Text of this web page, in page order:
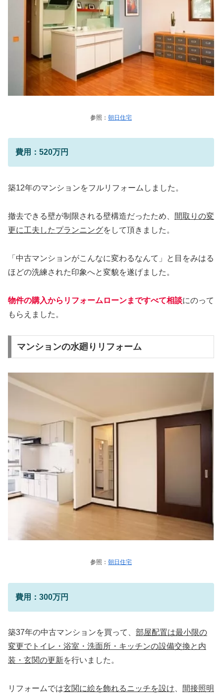
参照： 朝日住宅
費用：520万円
築12年のマンションをフルリフォームしました。
撤去できる壁が制限される壁構造だったため、
間取りの変
更に工夫したプランニングをして頂きました。
「中古マンションがこんなに変わるなんて」と目をみはる
ほどの洗練された印象へと変貌を遂げました。
物件の購入からリフォームローンまですべて相談にのって
もらえました。
マンションの水廻りリフォーム
参照： 朝日住宅
費用：300万円
築37年の中古マンションを買って、 部屋配置は最小限の
変更でトイレ・浴室・洗面所・キッチンの設備交換と内
装・玄関の更新を行いました。
リフォームでは玄関に絵を飾れるニッチを設け 間接照明